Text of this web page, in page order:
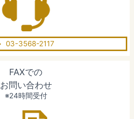
03-3568-2117
FAXでの
お問い合わせ
※24時間受付